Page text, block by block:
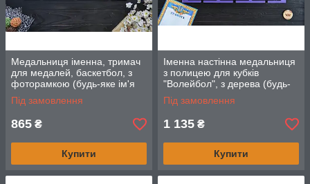
Медальниця іменна, тримач
для медалей, баскетбол, з
фоторамкою (будь-яке ім'я
та спорт)
Під замовлення
865 ₴
Купити
Іменна настінна медальниця
з полицею для кубків
"Волейбол", з дерева (будь-
який вид спорту)
Під замовлення
1 135 ₴
Купити